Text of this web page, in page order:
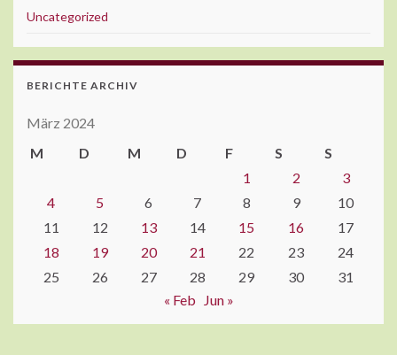
Uncategorized
BERICHTE ARCHIV
März 2024
M
D M D F S
S
1
2
3
4
5 6 7 8 9
10
11
12 13 14 15 16
17
18
19 20 21 22 23
24
25
26 27 28 29 30
31
« Feb Jun »